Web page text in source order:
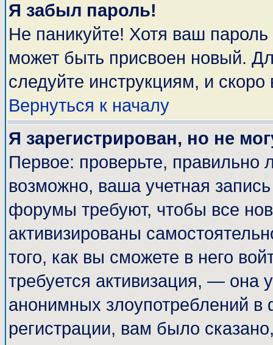
Я забыл пароль!
Не паникуйте! Хотя ваш
может быть присвоен новый.
следуйте инструкциям, и
Вернуться к началу
Я зарегистрирован, но не
Первое: проверьте, правильно
возможно, ваша учетная
форумы требуют, чтобы все
активизированы
того, как вы сможете в него
требуется активизация, — она
анонимных злоупотреблений
регистрации, вам было